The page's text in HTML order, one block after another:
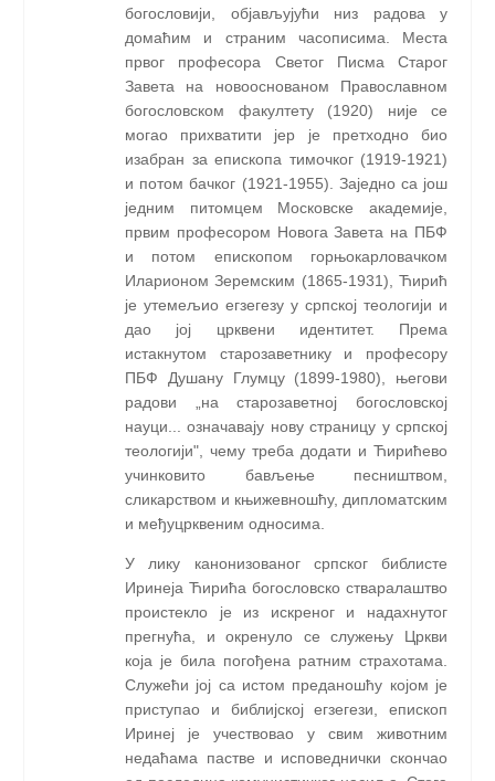
богословији, објављујући низ радова у
домаћим и страним часописима. Места
првог професора Светог Писма Старог
Завета на новооснованом Православном
богословском факултету (1920) није се
могао прихватити јер је претходно био
изабран за епископа тимочког (1919-1921)
и потом бачког (1921-1955). Заједно са још
једним питомцем Московске академије,
првим професором Новога Завета на ПБФ
и потом епископом горњокарловачком
Иларионом Зеремским (1865-1931), Ћирић
је утемељио егзегезу у српској теологији и
дао јој црквени идентитет. Према
истакнутом старозаветнику и професору
ПБФ Душану Глумцу (1899-1980), његови
радови „на старозаветној богословској
науци... означавају нову страницу у српској
теологији", чему треба додати и Ћирићево
учинковито бављење песништвом,
сликарством и књижевношћу, дипломатским
и међуцрквеним односима.
У лику канонизованог српског библисте
Иринеја Ћирића богословско стваралаштво
проистекло је из искреног и надахнутог
прегнућа, и окренуло се служењу Цркви
која је била погођена ратним страхотама.
Служећи јој са истом преданошћу којом је
приступао и библијској егзегези, епископ
Иринеј је учествовао у свим животним
недаћама пастве и исповеднички скончао